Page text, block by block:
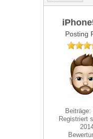
Posting
Beiträge:
Registriert